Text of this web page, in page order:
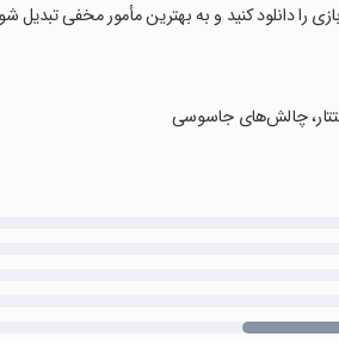
را دانلود کنید و به بهترین مأمور مخفی تبدیل
چالش‌های جاسوسی